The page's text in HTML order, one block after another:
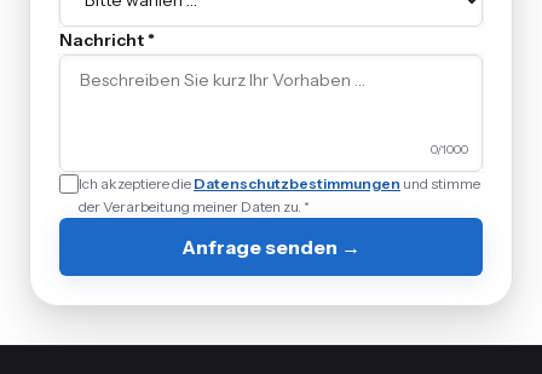
Nachricht *
0/1000
Ich akzeptiere die Datenschutzbestimmungen und stimme
der Verarbeitung meiner Daten zu. *
Anfrage senden →